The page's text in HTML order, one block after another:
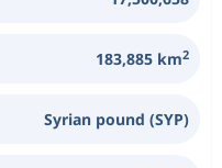
183,885 km2
Syrian pound (SYP)